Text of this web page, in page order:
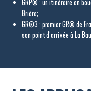
GRP® : un itinéraire en
Brière;
GR®3 : premier GR® de
son point d’arrivée à La